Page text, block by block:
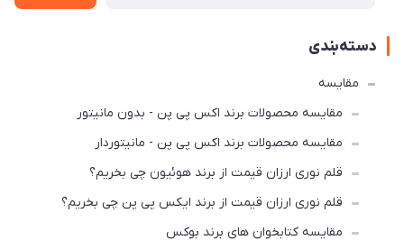
دسته‌بندی
مقایسه
مقایسه محصولات برند اکس پی پن - بدون مانیتور
مقایسه محصولات برند اکس پی پن - مانیتوردار
قلم نوری ارزان قیمت از برند هوئیون چی بخریم؟
قلم نوری ارزان قیمت از برند ایکس پی پن چی بخریم؟
مقایسه کتابخوان های برند بوکس